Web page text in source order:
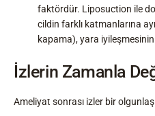
faktördür. Liposuction ile
cildin farklı katmanlarına
kapama), yara
İzlerin Zamanla
Ameliyat sonrası izler bir